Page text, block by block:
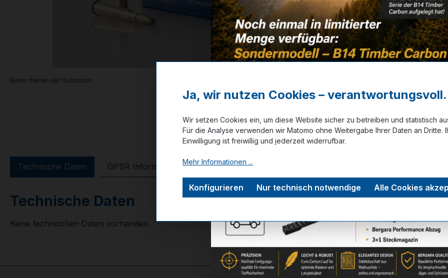
Bilder dienen der Illustration
33,50 €
✔ Auf
Noch kein
Zum
Technische Daten GPSR Information Bewertungen
Technische Daten
Keine technischen Daten vorhanden.
Ja, wir nutzen Cookies – verantwortungsvoll.
Wir setzen Cookies ein, um diese Website sicher zu betreiben und statistisch
Für die Analyse verwenden wir Matomo ohne Weitergabe Ihrer Daten an Dritte.
Einwilligung ist freiwillig und jederzeit widerrufbar.
Mehr Informationen ...
Nur technisch notwendige
Konfigurieren Alle Cookies